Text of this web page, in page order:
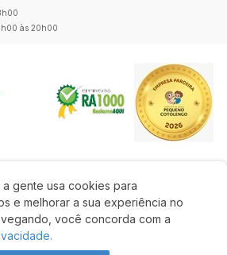
gente usa cookies para
e melhorar a sua experiência no
você concorda com a
às 20h00